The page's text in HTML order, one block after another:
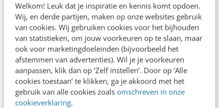
Welkom! Leuk dat je inspiratie en kennis komt opdoen.
Wij, en derde partijen, maken op onze websites gebruik
van cookies. Wij gebruiken cookies voor het bijhouden
van statistieken, om jouw voorkeuren op te slaan, maar
ook voor marketingdoeleinden (bijvoorbeeld het
afstemmen van advertenties). Wil je je voorkeuren
aanpassen, klik dan op ‘Zelf instellen’. Door op ‘Alle
cookies toestaan’ te klikken, ga je akkoord met het
gebruik van alle cookies zoals omschreven in onze
cookieverklaring.
+31 30 200 1045
Tarieven
Meer contactopties
Frankwatching
Adverteren